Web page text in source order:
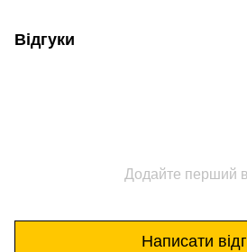
Відгуки
Додайте перший
Написати